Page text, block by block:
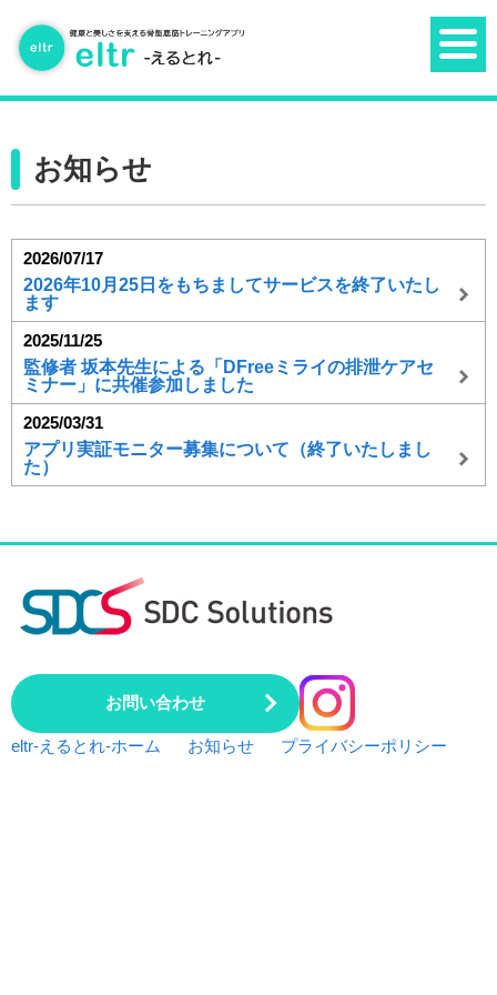
お知らせ
2026/07/17
2026年10月25日をもちましてサービスを終了いたし
ます
2025/11/25
監修者 坂本先生による「DFreeミライの排泄ケアセ
ミナー」に共催参加しました
2025/03/31
アプリ実証モニター募集について（終了いたしまし
た）
お問い合わせ
eltr-えるとれ-ホーム お知らせ プライバシーポリシー